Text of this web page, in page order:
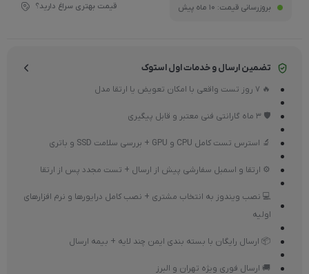
بروزرسانی قیمت: 10 ماه پیش قیمت بهتری سراغ دارید؟
تضمین ارسال و خدمات اول استوک
🔥 7 روز تست واقعی با امکان تعویض یا ارتقا مدل
🛡 3 ماه گارانتی فنی معتبر و قابل پیگیری
🔬 استرس تست کامل CPU و GPU + بررسی سلامت SSD و باتری
⚙ ارتقا و اسمبل سفارشی پیش از ارسال + تست مجدد پس از ارتقا
💻 نصب ویندوز به انتخاب مشتری + نصب کامل درایورها و نرم افزارهای
اولیه
📦 ارسال رایگان با بسته بندی ایمن چند لایه + بیمه ارسال
🚚 ارسال فوری ویژه تهران و البرز